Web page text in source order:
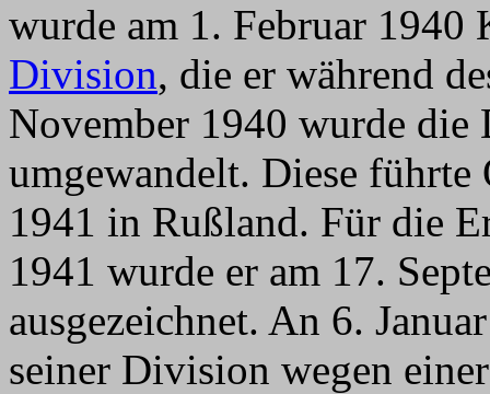
wurde am 1. Februar 1940
Division, die er während
November 1940 wurde
umgewandelt. Diese
1941 in Rußland. Für die
1941 wurde er am 17.
ausgezeichnet. An 6.
seiner Division wegen